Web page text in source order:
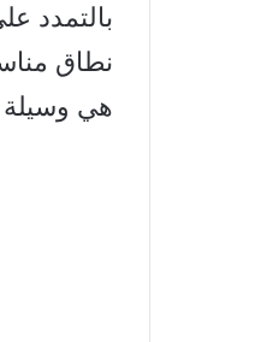
بالتمدد
نطاق
هي وسيلة